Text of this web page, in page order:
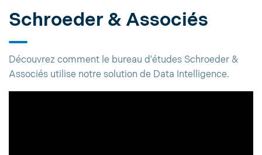
Schroeder & Associés
Découvrez comment le bureau d'études Schroeder &
Associés utilise notre solution de Data Intelligence.